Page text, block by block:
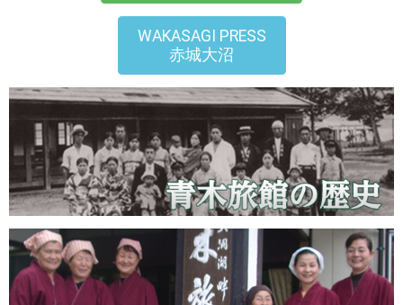
WAKASAGI PRESS
赤城大沼